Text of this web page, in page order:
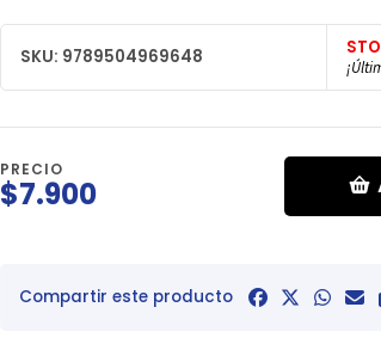
SKU: 9789504969648
PRECIO
$7.900
Compartir este producto